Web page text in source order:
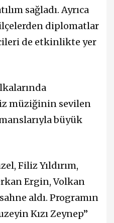
sağladı. Ayrıca
diplomatlar
de etkinlikte yer
müziğinin sevilen
büyük
Filiz Yıldırım,
Ergin, Volkan
aldı. Programın
Kızı Zeynep”